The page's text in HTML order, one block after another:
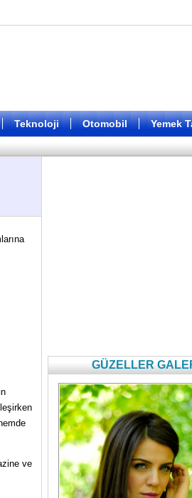
Teknoloji Otomobil Yemek
ve
GÜZELLER